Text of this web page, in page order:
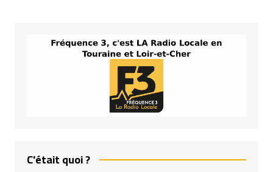
C'était quoi ?